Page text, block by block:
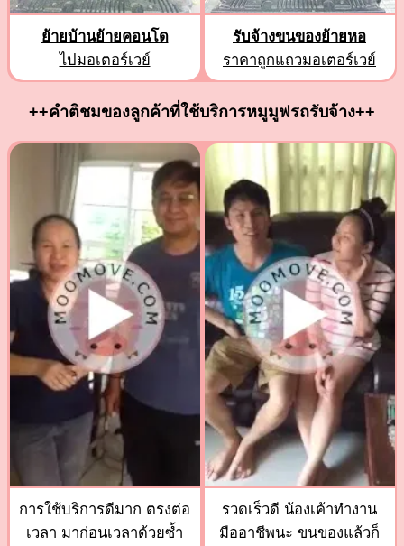
ย้ายบ้านย้ายคอนโด
ไปมอเตอร์เวย์
รับจ้างขนของย้ายหอ
ราคาถูกแถวมอเตอร์เวย์
++คำติชมของลูกค้าที่ใช้บริการหมูมูฟรถรับจ้าง++
การใช้บริการดีมาก ตรงต่อ
เวลา มาก่อนเวลาด้วยซ้ำ
รวดเร็วดี น้องเค้าทำงาน
มืออาชีพนะ ขนของแล้วก็